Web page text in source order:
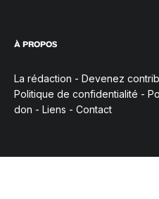
À PROPOS
La rédaction - Devenez
Politique de confidentialité -
don - Liens - Contact